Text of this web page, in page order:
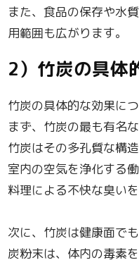
また、食品の保存や水
用範囲も広がります。
2）竹炭の具体
竹炭の具体的な効果に
まず、竹炭の最も有名
竹炭はその多孔質な構
室内の空気を浄化する
料理による不快な臭い
次に、竹炭は健康面で
炭粉末は、体内の毒素